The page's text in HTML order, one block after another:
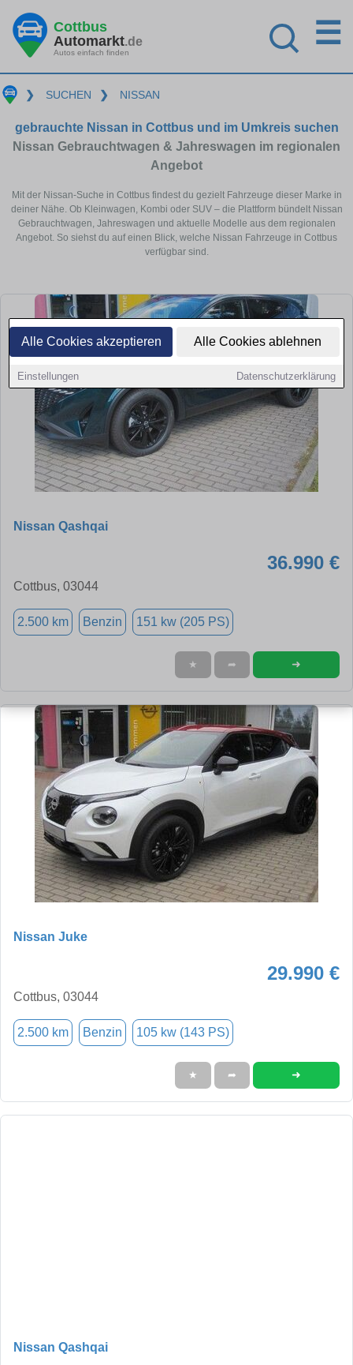
Alle Cookies akzeptieren Alle Cookies ablehnen
Einstellungen Datenschutzerklärung
Cottbus
Automarkt.de
Autos einfach finden
☰
❯ SUCHEN ❯ NISSAN
gebrauchte Nissan in Cottbus und im Umkreis suchen
Nissan Gebrauchtwagen & Jahreswagen im regionalen
Angebot
Mit der Nissan-Suche in Cottbus findest du gezielt Fahrzeuge dieser Marke in
deiner Nähe. Ob Kleinwagen, Kombi oder SUV – die Plattform bündelt Nissan
Gebrauchtwagen, Jahreswagen und aktuelle Modelle aus dem regionalen
Angebot. So siehst du auf einen Blick, welche Nissan Fahrzeuge in Cottbus
verfügbar sind.
Nissan Qashqai
36.990 €
Cottbus, 03044
2.500 km Benzin 151 kw (205 PS)
★ ➦ ➜
Nissan Juke
29.990 €
Cottbus, 03044
2.500 km Benzin 105 kw (143 PS)
★ ➦ ➜
Nissan Qashqai